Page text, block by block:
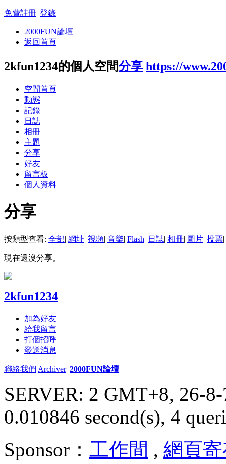
免費註冊 |登錄
2000FUN論壇
返回首頁
2kfun1234的個人空間分享 https://
空間首頁
動態
記錄
日誌
相冊
主題
分享
好友
留言板
個人資料
分享
按類型查看: 全部| 網址| 視頻| 音樂| Flash| 日誌| 相冊| 圖片| 投票|
現在還沒分享。
2kfun1234
加為好友
給我留言
打個招呼
發送消息
聯絡我們|Archiver| 2000FUN論壇
SERVER: 2 GMT+8, 26-
0.010846 second(s), 4
Sponsor： 工作間 , 網頁